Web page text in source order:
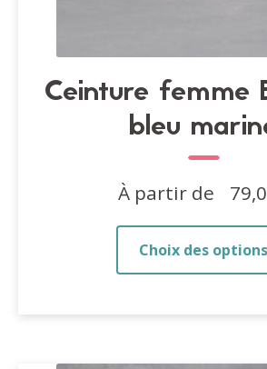
Ceinture femme
bleu
À partir de
Choix des options